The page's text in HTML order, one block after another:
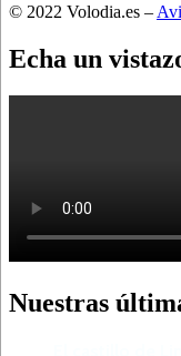
© 2022 Volodia.es –
Echa un
Nuestras